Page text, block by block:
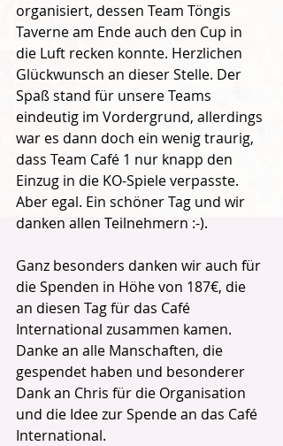
organisiert, dessen Team Töngis
Taverne am Ende auch den Cup in
die Luft recken konnte. Herzlichen
Glückwunsch an dieser Stelle. Der
Spaß stand für unsere Teams
eindeutig im Vordergrund, allerdings
war es dann doch ein wenig traurig,
dass Team Café 1 nur knapp den
Einzug in die KO-Spiele verpasste.
Aber egal. Ein schöner Tag und wir
danken allen Teilnehmern :-).
Ganz besonders danken wir auch für
die Spenden in Höhe von 187€, die
an diesen Tag für das Café
International zusammen kamen.
Danke an alle Manschaften, die
gespendet haben und besonderer
Dank an Chris für die Organisation
und die Idee zur Spende an das Café
International.